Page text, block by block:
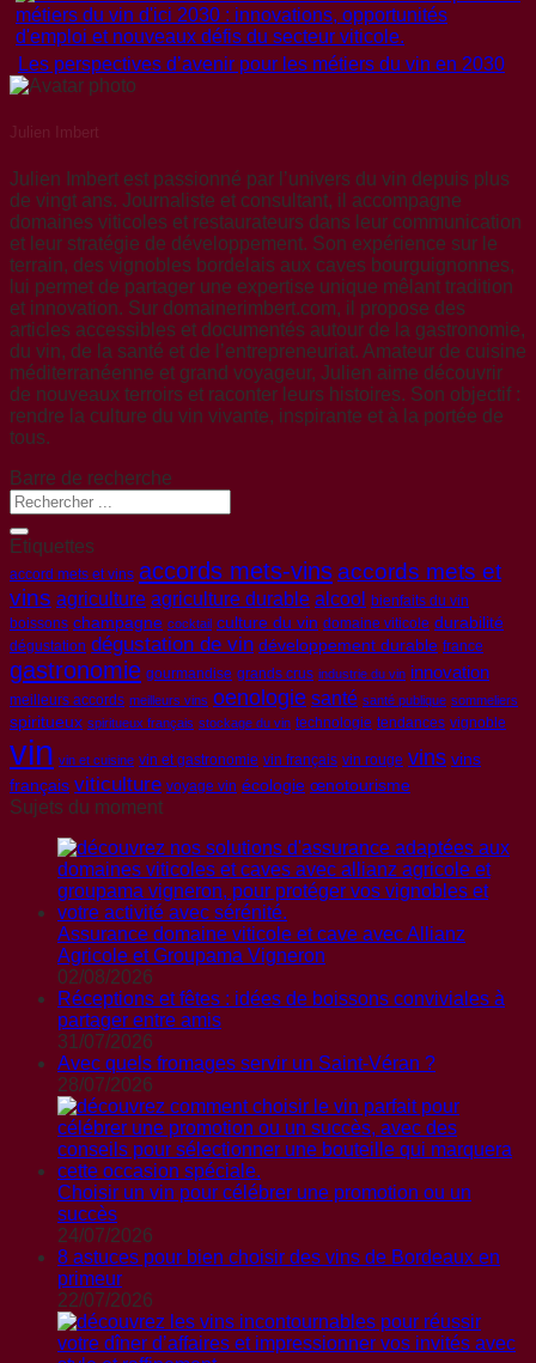
Les perspectives d’avenir pour les métiers du vin en 2030
Julien Imbert
Julien Imbert est passionné par l’univers du vin depuis plus
de vingt ans. Journaliste et consultant, il accompagne
domaines viticoles et restaurateurs dans leur communication
et leur stratégie de développement. Son expérience sur le
terrain, des vignobles bordelais aux caves bourguignonnes,
lui permet de partager une expertise unique mêlant tradition
et innovation. Sur domainerimbert.com, il propose des
articles accessibles et documentés autour de la gastronomie,
du vin, de la santé et de l’entrepreneuriat. Amateur de cuisine
méditerranéenne et grand voyageur, Julien aime découvrir
de nouveaux terroirs et raconter leurs histoires. Son objectif :
rendre la culture du vin vivante, inspirante et à la portée de
tous.
Barre de recherche
Etiquettes
accord mets et vins accords mets-vinsaccords mets et
vins agriculture agriculture durable alcool bienfaits du vin
boissons champagne cocktail culture du vin domaine viticole durabilité
dégustation dégustation de vin développement durable france
gastronomie gourmandise grands crus industrie du vin innovation
meilleurs accords meilleurs vins oenologie santé santé publique sommeliers
spiritueux spiritueux français stockage du vin technologie tendances vignoble
vin vin et cuisine vin et gastronomie vin français vin rouge vins vins
français viticulture voyage vin écologie œnotourisme
Sujets du moment
Assurance domaine viticole et cave avec Allianz
Agricole et Groupama Vigneron
02/08/2026
Réceptions et fêtes : idées de boissons conviviales à
partager entre amis
31/07/2026
Avec quels fromages servir un Saint-Véran ?
28/07/2026
Choisir un vin pour célébrer une promotion ou un
succès
24/07/2026
8 astuces pour bien choisir des vins de Bordeaux en
primeur
22/07/2026